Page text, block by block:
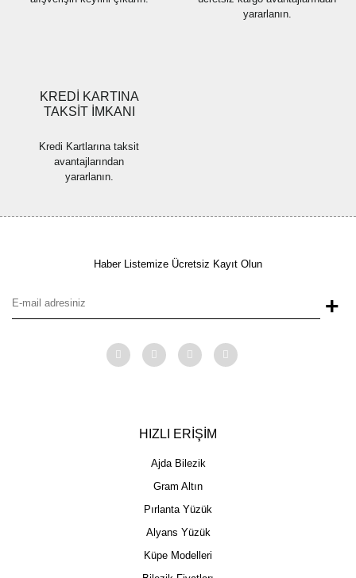
yararlanın.
KREDİ KARTINA
TAKSİT İMKANI
Kredi Kartlarına taksit
avantajlarından
yararlanın.
Haber Listemize Ücretsiz Kayıt Olun
+
HIZLI ERİŞİM
Ajda Bilezik
Gram Altın
Pırlanta Yüzük
Alyans Yüzük
Küpe Modelleri